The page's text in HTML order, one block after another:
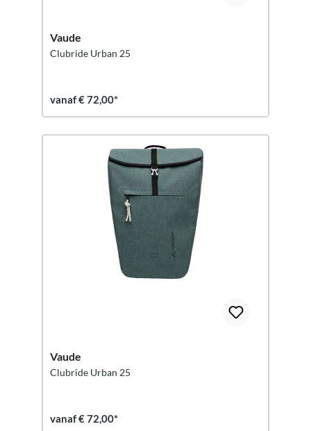
Vaude
Clubride Urban 25
vanaf € 72,00*
Vaude
Clubride Urban 25
vanaf € 72,00*